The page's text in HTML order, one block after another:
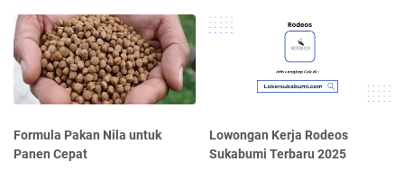
Formula Pakan Nila untuk
Panen Cepat
Lowongan Kerja Rodeos
Sukabumi Terbaru 2025